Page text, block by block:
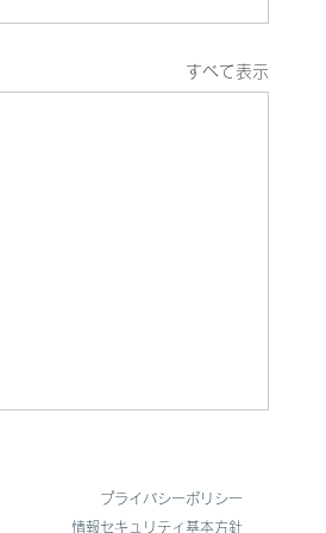
すべて表示
​プライバシーポリシー
​情報セキュリティ基本方針